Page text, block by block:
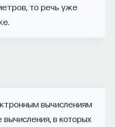
то речь уже
вычислениям
в которых
в самые амбициозные
по всему миру. Если